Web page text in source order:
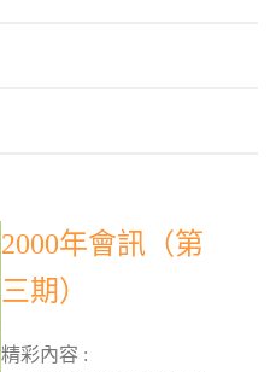
2000年會訊（第
三期）
精彩內容 :